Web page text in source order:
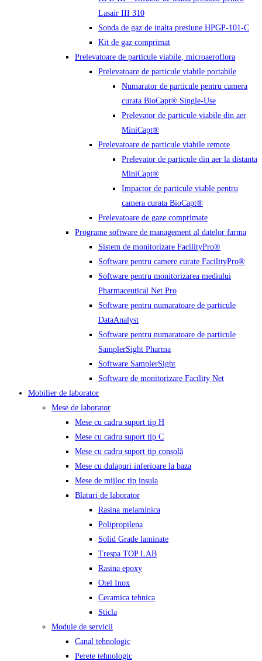
Lasair III 310
Sonda de gaz de inalta presiune HPGP-101-C
Kit de gaz comprimat
Prelevatoare de particule viabile, microaeroflora
Prelevatoare de particule viabile portabile
Numarator de particule pentru camera
curata BioCapt® Single-Use
Prelevator de particule viabile din aer
MiniCapt®
Prelevatoare de particule viabile remote
Prelevator de particule din aer la distanta
MiniCapt®
Impactor de particule viable pentru
camera curata BioCapt®
Prelevatoare de gaze comprimate
Programe software de management al datelor farma
Sistem de monitorizare FacilityPro®
Software pentru camere curate FacilityPro®
Software pentru monitorizarea mediului
Pharmaceutical Net Pro
Software pentru numaratoare de particule
DataAnalyst
Software pentru numaratoare de particule
SamplerSight Pharma
Software SamplerSight
Software de monitorizare Facility Net
Mobilier de laborator
Mese de laborator
Mese cu cadru suport tip H
Mese cu cadru suport tip C
Mese cu cadru suport tip consolă
Mese cu dulapuri inferioare la baza
Mese de mijloc tip insula
Blaturi de laborator
Rasina melaminica
Polipropilena
Solid Grade laminate
Trespa TOP LAB
Rasina epoxy
Otel Inox
Ceramica tehnica
Sticla
Module de servicii
Canal tehnologic
Perete tehnologic